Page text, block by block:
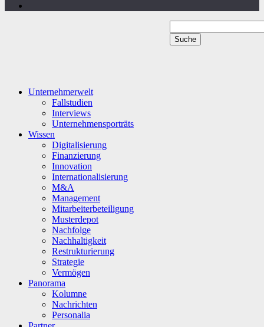
Unternehmerwelt
Fallstudien
Interviews
Unternehmensporträts
Wissen
Digitalisierung
Finanzierung
Innovation
Internationalisierung
M&A
Management
Mitarbeiterbeteiligung
Musterdepot
Nachfolge
Nachhaltigkeit
Restrukturierung
Strategie
Vermögen
Panorama
Kolumne
Nachrichten
Personalia